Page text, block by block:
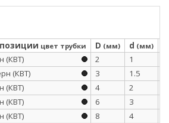
цвет трубки D (мм) d (мм)
(КВТ) 2 1
(КВТ) 3 1.5
(КВТ) 4 2
(КВТ) 6 3
(КВТ) 8 4